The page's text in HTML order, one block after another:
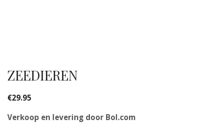
ZEEDIEREN
€29.95
Verkoop en levering door Bol.com